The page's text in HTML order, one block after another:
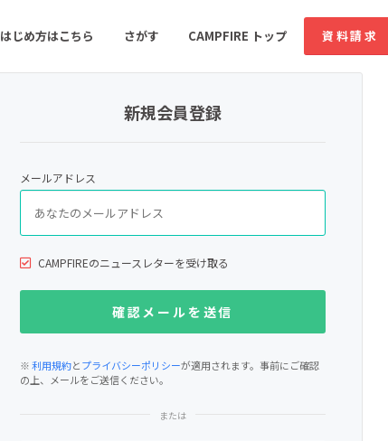
はじめ方はこちら さがす CAMPFIRE トップ 資料請求
ゲーム・サービス開発
書籍・雑誌出版 アニメ・漫画
ソーシャルグッド ビューティー・ヘルスケア
新規会員登録
メールアドレス
CAMPFIREのニュースレターを受け取る
※利用規約とプライバシーポリシーが適用されます。事前にご確認
の上、メールをご送信ください。